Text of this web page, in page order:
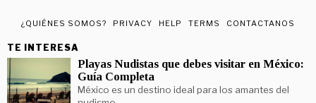
¿QUIÉNES SOMOS? PRIVACY HELP TERMS CONTACTANOS
TE INTERESA
Playas Nudistas que debes visitar en México:
Guía Completa
México es un destino ideal para los amantes del